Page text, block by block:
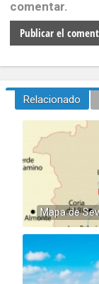
comentar.
Relacionado
Mapa de